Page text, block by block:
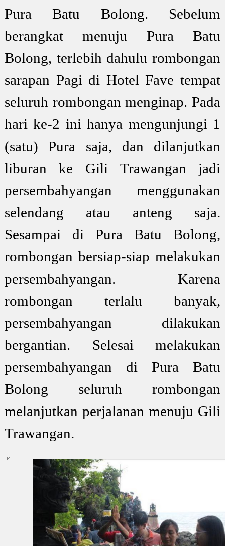
Pura Batu Bolong. Sebelum
berangkat menuju Pura Batu
Bolong, terlebih dahulu rombongan
sarapan Pagi di Hotel Fave tempat
seluruh rombongan menginap. Pada
hari ke-2 ini hanya mengunjungi 1
(satu) Pura saja, dan dilanjutkan
liburan ke Gili Trawangan jadi
persembahyangan menggunakan
selendang atau anteng saja.
Sesampai di Pura Batu Bolong,
rombongan bersiap-siap melakukan
persembahyangan. Karena
rombongan terlalu banyak,
persembahyangan dilakukan
bergantian. Selesai melakukan
persembahyangan di Pura Batu
Bolong seluruh rombongan
melanjutkan perjalanan menuju Gili
Trawangan.